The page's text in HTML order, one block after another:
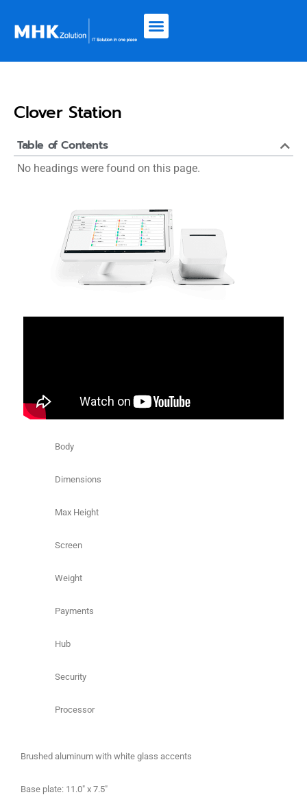
Clover Station
Table of Contents
No headings were found on this page.
Body
Dimensions
Max Height
Screen
Weight
Payments
Hub
Security
Processor
Brushed aluminum with white glass accents
Base plate: 11.0″ x 7.5″